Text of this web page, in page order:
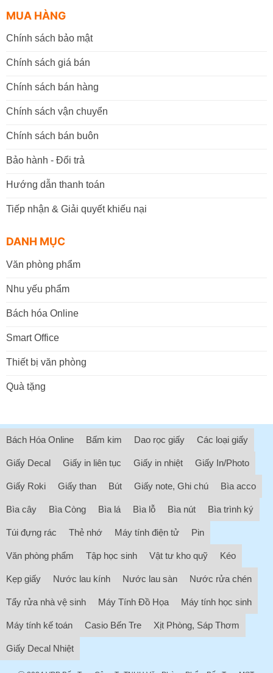
MUA HÀNG
Chính sách bảo mật
Chính sách giá bán
Chính sách bán hàng
Chính sách vận chuyển
Chính sách bán buôn
Bảo hành - Đổi trả
Hướng dẫn thanh toán
Tiếp nhận & Giải quyết khiếu nại
DANH MỤC
Văn phòng phẩm
Nhu yếu phẩm
Bách hóa Online
Smart Office
Thiết bị văn phòng
Quà tặng
Bách Hóa Online Bấm kim Dao rọc giấy Các loại giấy
Giấy Decal Giấy in liên tục Giấy in nhiệt Giấy In/Photo
Giấy Roki Giấy than Bút Giấy note, Ghi chú Bìa acco
Bìa cây Bìa Còng Bìa lá Bìa lỗ Bìa nút Bìa trình ký
Túi đựng rác Thẻ nhớ Máy tính điện tử Pin
Văn phòng phẩm Tập học sinh Vật tư kho quỹ Kéo
Kẹp giấy Nước lau kính Nước lau sàn Nước rửa chén
Tẩy rửa nhà vệ sinh Máy Tính Đồ Họa Máy tính học sinh
Máy tính kế toán Casio Bến Tre Xịt Phòng, Sáp Thơm
Giấy Decal Nhiệt